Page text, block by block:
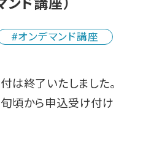
ド講座）
オンデマンド講座
は終了いたしました。
頃から申込受け付け